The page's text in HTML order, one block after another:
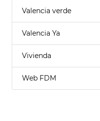
Valencia verde
Valencia Ya
Vivienda
Web FDM